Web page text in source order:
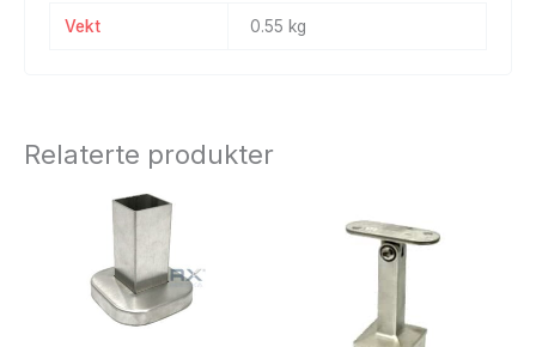
Vekt 0.55 kg
Relaterte produkter